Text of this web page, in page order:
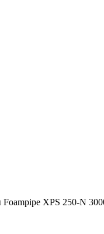
XPS 250-N